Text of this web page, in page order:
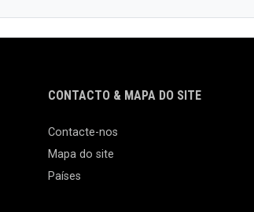
CONTACTO & MAPA DO SITE
Contacte-nos
Mapa do site
Países